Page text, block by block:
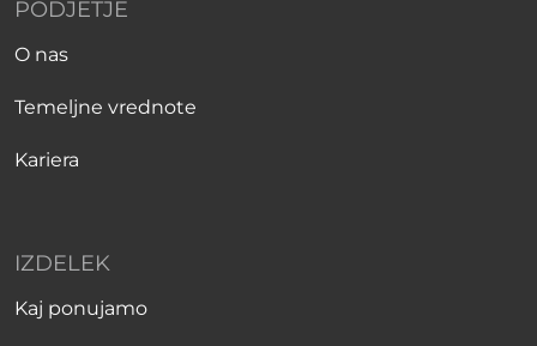
PODJETJE
O nas
Temeljne vrednote
Kariera
IZDELEK
Kaj ponujamo